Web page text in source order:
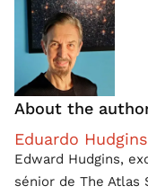
About the
Eduardo Hudgins
Edward Hudgins,
sénior de The Atlas